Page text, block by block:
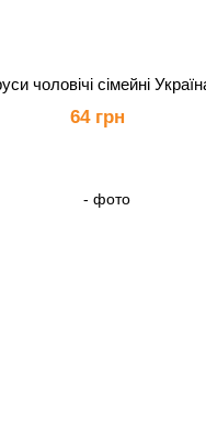
чоловічі сімейні
64 грн